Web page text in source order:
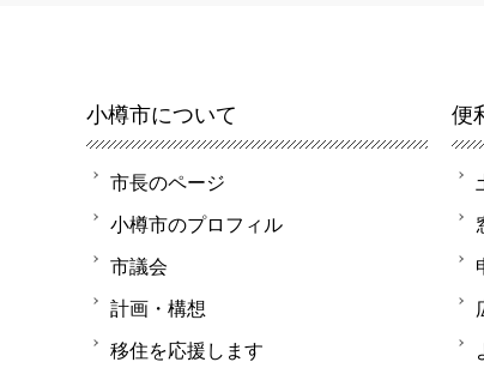
小樽市について
市長のページ
小樽市のプロフィル
市議会
計画・構想
移住を応援します
便